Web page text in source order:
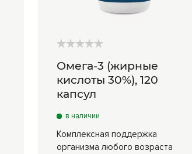
Омега-3 (жирные
кислоты 30%), 120
капсул
в наличии
Комплексная поддержка
организма любого возраста